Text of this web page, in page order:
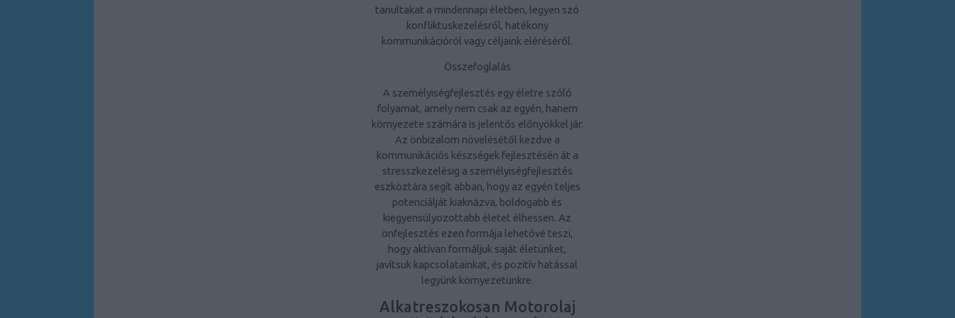
tanultakat a mindennapi életben, legyen szó
konfliktuskezelésről, hatékony
kommunikációról vagy céljaink eléréséről.
Összefoglalás
A személyiségfejlesztés egy életre szóló
folyamat, amely nem csak az egyén, hanem
környezete számára is jelentős előnyökkel jár.
Az önbizalom növelésétől kezdve a
kommunikációs készségek fejlesztésén át a
stresszkezelésig a személyiségfejlesztés
eszköztára segít abban, hogy az egyén teljes
potenciálját kiaknázva, boldogabb és
kiegyensúlyozottabb életet élhessen. Az
önfejlesztés ezen formája lehetővé teszi,
hogy aktívan formáljuk saját életünket,
javítsuk kapcsolatainkat, és pozitív hatással
legyünk környezetünkre.
Alkatreszokosan Motorolaj